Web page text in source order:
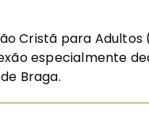
Cristã para Adultos
especialmente
Braga.